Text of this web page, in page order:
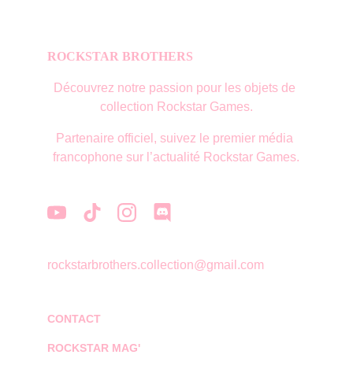
ROCKSTAR BROTHERS
Découvrez notre passion pour les objets de
collection Rockstar Games.
CONTACT
rockstarbrothers.collection@gmail.com
ROCKSTAR MAG'
Partenaire officiel, suivez le premier média
francophone sur l’actualité Rockstar Games.